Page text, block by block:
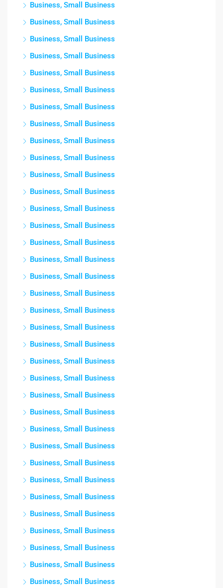
Business, Small Business
Business, Small Business
Business, Small Business
Business, Small Business
Business, Small Business
Business, Small Business
Business, Small Business
Business, Small Business
Business, Small Business
Business, Small Business
Business, Small Business
Business, Small Business
Business, Small Business
Business, Small Business
Business, Small Business
Business, Small Business
Business, Small Business
Business, Small Business
Business, Small Business
Business, Small Business
Business, Small Business
Business, Small Business
Business, Small Business
Business, Small Business
Business, Small Business
Business, Small Business
Business, Small Business
Business, Small Business
Business, Small Business
Business, Small Business
Business, Small Business
Business, Small Business
Business, Small Business
Business, Small Business
Business, Small Business